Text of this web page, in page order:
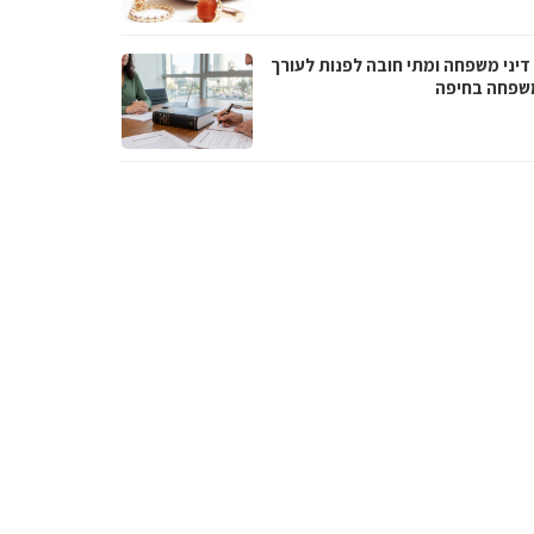
משפחה ומתי חובה לפנות לעורך
בחיפה